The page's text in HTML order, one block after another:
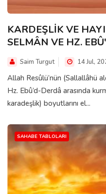
KARDEŞLİK VE
SELMÂN VE HZ.
Saim Turgut 14 Jul,
Allah Resûlü’nün (Sallallâhü
Hz. Ebû’d-Derdâ arasında
karadeşlik) boyutlarını el...
SAHABE TABLOLARI